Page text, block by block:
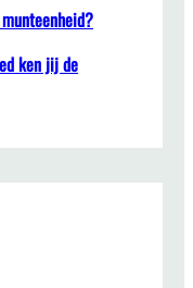
ken jij de